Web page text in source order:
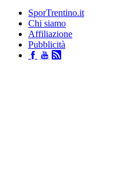
SporTrentino.it
Chi siamo
Affiliazione
Pubblicità